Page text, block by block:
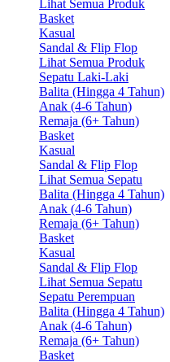
Lihat Semua Produk
Basket
Kasual
Sandal & Flip Flop
Lihat Semua Produk
Sepatu Laki-Laki
Balita (Hingga 4 Tahun)
Anak (4-6 Tahun)
Remaja (6+ Tahun)
Basket
Kasual
Sandal & Flip Flop
Lihat Semua Sepatu
Balita (Hingga 4 Tahun)
Anak (4-6 Tahun)
Remaja (6+ Tahun)
Basket
Kasual
Sandal & Flip Flop
Lihat Semua Sepatu
Sepatu Perempuan
Balita (Hingga 4 Tahun)
Anak (4-6 Tahun)
Remaja (6+ Tahun)
Basket